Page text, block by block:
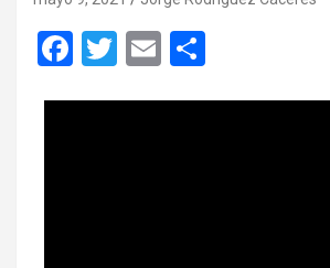
F
T
E